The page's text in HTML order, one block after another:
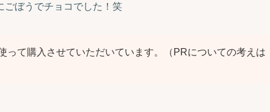
ごぼうでチョコでした！笑
って購入させていただいています。（PRについての考えは